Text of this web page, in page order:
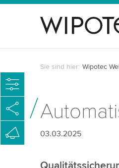
Sie sind hier: Wipotec
03.03.2025